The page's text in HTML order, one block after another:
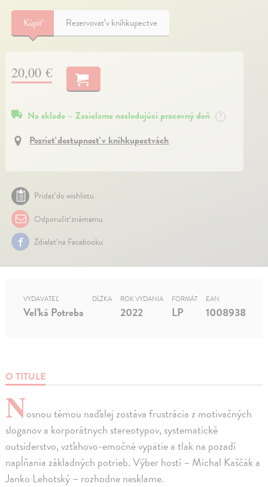
Kúpiť Rezervovať v kníhkupectve
20,00 €
Na sklade – Zasielame nasledujúci pracovný deň ?
Pozrieť dostupnosť v kníhkupectvách
Pridať do wishlistu
Odporučiť známemu
Zdielať na Facebooku
O TITULE
Nosnou témou naďalej zostáva frustrácia z motivačných
sloganov a korporátnych stereotypov, systematické
outsiderstvo, vzťahovo-emočné vypätie a tlak na pozadí
napĺňania základných potrieb. Výber hostí – Michal Kaščák a
Janko Lehotský – rozhodne nesklame.
VYDAVATEĽ
Veľká Potreba
DĹŽKA ROK VYDANIA
2022
FORMÁT
LP
EAN
1008938